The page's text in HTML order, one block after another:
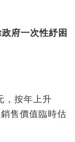
府一次性紓困
，按年上升
售價值臨時估